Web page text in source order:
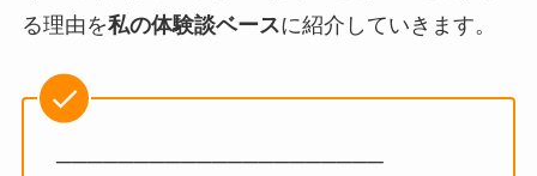
る理由を私の体験談ベースに紹介していきます。
─────────────────────